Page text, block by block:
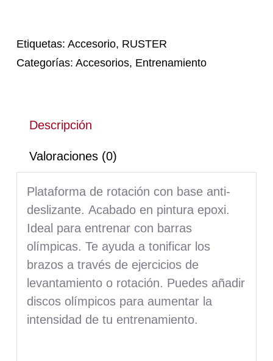
Etiquetas:Accesorio, RUSTER
Categorías:Accesorios, Entrenamiento
Descripción
Valoraciones (0)
Plataforma de rotación con base anti-
deslizante. Acabado en pintura epoxi.
Ideal para entrenar con barras
olímpicas. Te ayuda a tonificar los
brazos a través de ejercicios de
levantamiento o rotación. Puedes añadir
discos olímpicos para aumentar la
intensidad de tu entrenamiento.